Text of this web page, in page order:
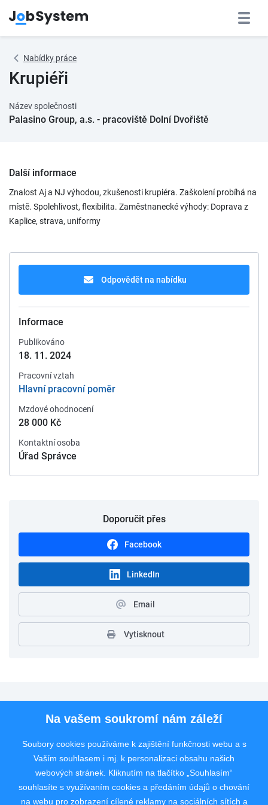
Nabídky práce
Krupiéři
Název společnosti
Palasino Group, a.s. - pracoviště Dolní Dvořiště
Další informace
Znalost Aj a NJ výhodou, zkušenosti krupiéra. Zaškolení probíhá na
místě. Spolehlivost, flexibilita. Zaměstnanecké výhody: Doprava z
Kaplice, strava, uniformy
Odpovědět na nabídku
Informace
Publikováno
18. 11. 2024
Pracovní vztah
Hlavní pracovní poměr
Mzdové ohodnocení
28 000 Kč
Kontaktní osoba
Úřad Správce
Doporučit přes
Facebook
LinkedIn
Email
Vytisknout
Pro uchazeče
Rychlý kontakt
Na vašem soukromí nám záleží
Soubory cookies používáme k zajištění funkčnosti webu a s
Vaším souhlasem i mj. k personalizaci obsahu našich
webových stránek. Kliknutím na tlačítko „Souhlasím“
souhlasíte s využívaním cookies a předáním údajů o chování
na webu pro zobrazení cílené reklamy na sociálních sítích a